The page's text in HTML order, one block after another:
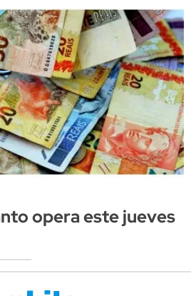
opera este jueves